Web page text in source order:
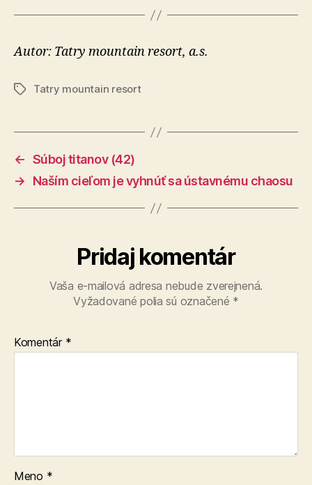
Autor: Tatry mountain resort, a.s.
ZnačkyTatry mountain resort
← Súboj titanov (42)
→
Naším cieľom je vyhnúť sa ústavnému chaosu
Pridaj komentár
Vaša e-mailová adresa nebude zverejnená.
Vyžadované polia sú označené *
Komentár *
Meno *